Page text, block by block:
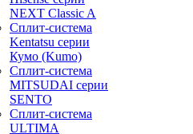
NEXT Classic A
Сплит-система
Kentatsu серии
Кумо (Kumo)
Сплит-система
MITSUDAI серии
SENTO
Сплит-система
ULTIMA